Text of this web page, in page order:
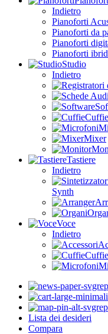
Indietro
Pianoforti
Pianoforti da
Pianoforti
Pianoforti
Studio
Indietro
Cuffie
Mixer
Tastiere
Indietro
Synth
Voce
Indietro
Cuffie
Lista dei desideri
Compara